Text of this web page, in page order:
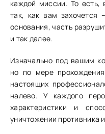
каждой миссии. То есть,
так, как вам захочется
основания, часть
и так далее.
Изначально под вашим
но по мере
настоящих
налево. У каждого
характеристики и
уничтожении противника